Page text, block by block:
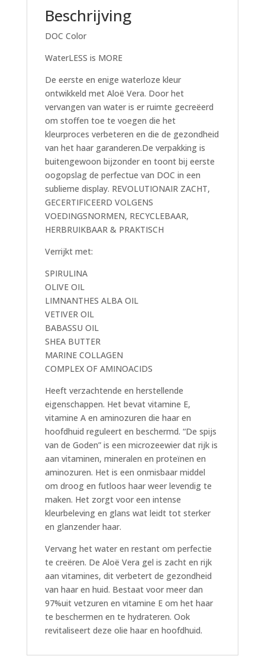
Beschrijving
DOC Color
WaterLESS is MORE
De eerste en enige waterloze kleur
ontwikkeld met Aloë Vera. Door het
vervangen van water is er ruimte gecreëerd
om stoffen toe te voegen die het
kleurproces verbeteren en die de gezondheid
van het haar garanderen.De verpakking is
buitengewoon bijzonder en toont bij eerste
oogopslag de perfectue van DOC in een
sublieme display. REVOLUTIONAIR ZACHT,
GECERTIFICEERD VOLGENS
VOEDINGSNORMEN, RECYCLEBAAR,
HERBRUIKBAAR & PRAKTISCH
Verrijkt met:
SPIRULINA
OLIVE OIL
LIMNANTHES ALBA OIL
VETIVER OIL
BABASSU OIL
SHEA BUTTER
MARINE COLLAGEN
COMPLEX OF AMINOACIDS
Heeft verzachtende en herstellende
eigenschappen. Het bevat vitamine E,
vitamine A en aminozuren die haar en
hoofdhuid reguleert en beschermd. “De spijs
van de Goden” is een microzeewier dat rijk is
aan vitaminen, mineralen en proteïnen en
aminozuren. Het is een onmisbaar middel
om droog en futloos haar weer levendig te
maken. Het zorgt voor een intense
kleurbeleving en glans wat leidt tot sterker
en glanzender haar.
Vervang het water en restant om perfectie
te creëren. De Aloë Vera gel is zacht en rijk
aan vitamines, dit verbetert de gezondheid
van haar en huid. Bestaat voor meer dan
97%uit vetzuren en vitamine E om het haar
te beschermen en te hydrateren. Ook
revitaliseert deze olie haar en hoofdhuid.